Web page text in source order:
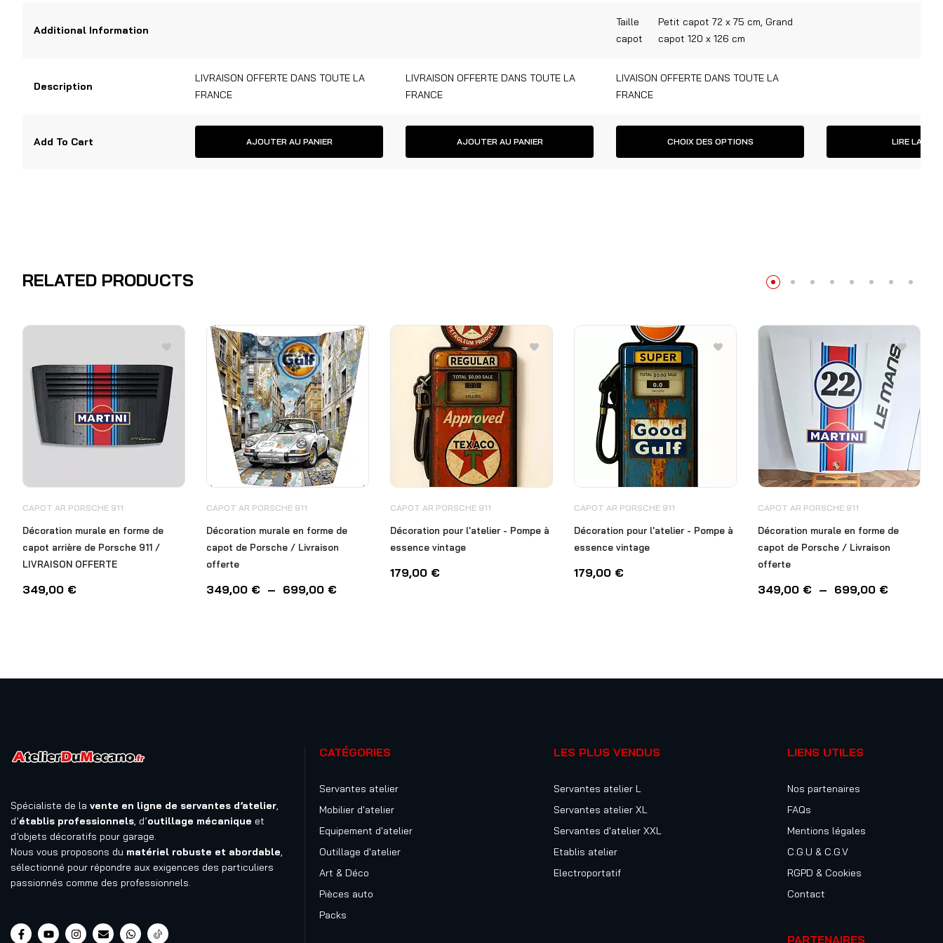
Additional Information
Taille
capot
Petit capot 72 x 75 cm, Grand
capot 120 x 126 cm
Description
LIVRAISON OFFERTE DANS TOUTE LA
FRANCE
LIVRAISON OFFERTE DANS TOUTE LA
FRANCE
LIVAISON OFFERTE DANS TOUTE LA
FRANCE
Add To Cart AJOUTER AU PANIER AJOUTER AU PANIER CHOIX DES OPTIONS LIRE LA
RELATED PRODUCTS
CAPOT AR PORSCHE 911
Décoration murale en forme de
capot arrière de Porsche 911 /
LIVRAISON OFFERTE
349,00 €
CAPOT AR PORSCHE 911
Décoration murale en forme de
capot de Porsche / Livraison
offerte
349,00 € – 699,00 €
CAPOT AR PORSCHE 911
Décoration pour l'atelier - Pompe à
essence vintage
179,00 €
CAPOT AR PORSCHE 911
Décoration pour l'atelier - Pompe à
essence vintage
179,00 €
CAPOT AR PORSCHE 911
Décoration murale en forme de
capot de Porsche / Livraison
offerte
349,00 € – 699,00 €
Spécialiste de la vente en ligne de servantes d’atelier,
d’établis professionnels, d’outillage mécanique et
d’objets décoratifs pour garage.
Nous vous proposons du matériel robuste et abordable,
sélectionné pour répondre aux exigences des particuliers
passionnés comme des professionnels.
CATÉGORIES
Servantes atelier
Mobilier d'atelier
Equipement d'atelier
Outillage d'atelier
Art & Déco
Pièces auto
Packs
LES PLUS VENDUS
Servantes atelier L
Servantes atelier XL
Servantes d'atelier XXL
Etablis atelier
Electroportatif
LIENS UTILES
Nos partenaires
FAQs
Mentions légales
C.G.U & C.G.V
RGPD & Cookies
Contact
PARTENAIRES